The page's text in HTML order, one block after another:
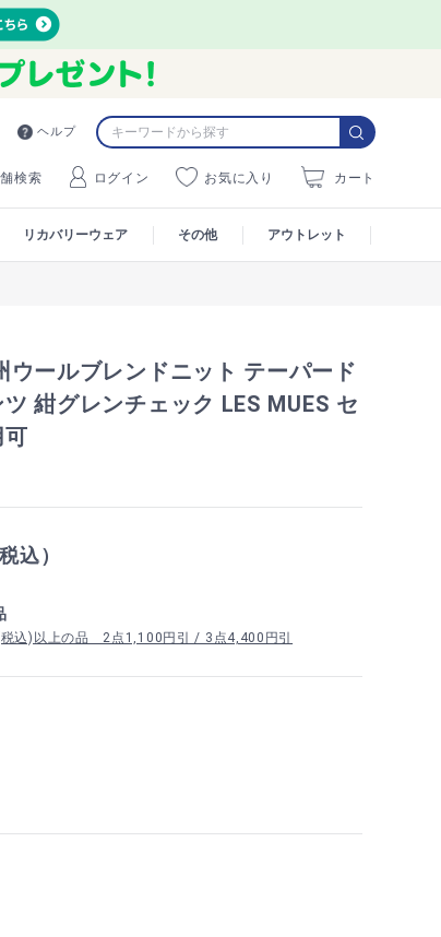
ヘルプ
検索 ログイン お気に入り カート
リカバリーウェア その他 アウトレット
ウールブレンドニット テーパード
紺グレンチェック LES MUES セ
可
込）
税込)以上の品 2点1,100円引 / 3点4,400円引